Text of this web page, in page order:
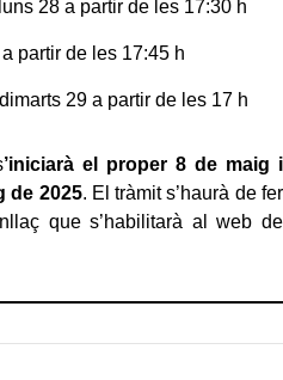
28 a partir de les 17:30 h
partir de les 17:45 h
29 a partir de les 17 h
’iniciarà el proper 8 de maig i
de 2025. El tràmit s’haurà de fer
que s’habilitarà al web de